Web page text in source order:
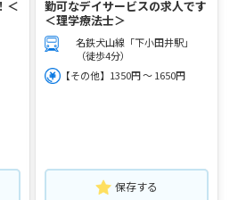
＜
勤可なデイサービスの求人です
＜理学療法士＞
名鉄犬山線「下小田井駅」
（徒歩4分）
【その他】1350円 ～ 1650円
保存する